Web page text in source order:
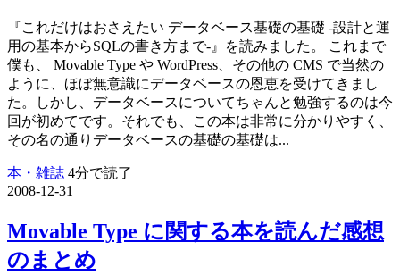
『これだけはおさえたい データベース基礎の基礎 -設計と運
用の基本からSQLの書き方まで-』を読みました。 これまで
僕も、 Movable Type や WordPress、その他の CMS で当然の
ように、ほぼ無意識にデータベースの恩恵を受けてきまし
た。しかし、データベースについてちゃんと勉強するのは今
回が初めてです。それでも、この本は非常に分かりやすく、
その名の通りデータベースの基礎の基礎は...
本・雑誌 4分で読了
2008-12-31
Movable Type に関する本を読んだ感想
のまとめ